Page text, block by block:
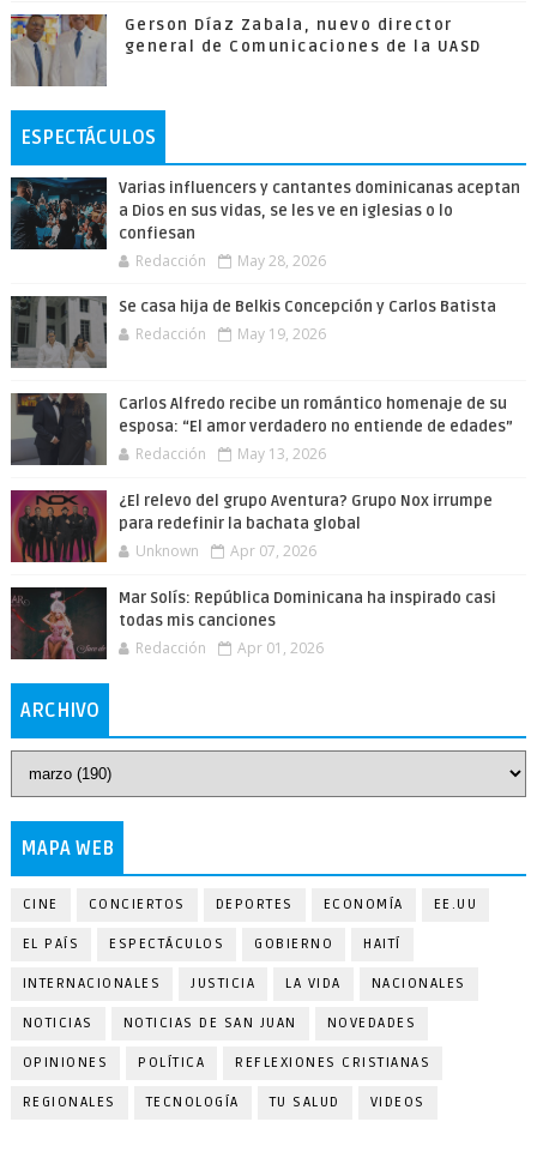
Gerson Díaz Zabala, nuevo director
general de Comunicaciones de la UASD
ESPECTÁCULOS
Varias influencers y cantantes dominicanas aceptan
a Dios en sus vidas, se les ve en iglesias o lo
confiesan
Redacción May 28, 2026
Se casa hija de Belkis Concepción y Carlos Batista
Redacción May 19, 2026
Carlos Alfredo recibe un romántico homenaje de su
esposa: “El amor verdadero no entiende de edades”
Redacción May 13, 2026
¿El relevo del grupo Aventura? Grupo Nox irrumpe
para redefinir la bachata global
Unknown Apr 07, 2026
Mar Solís: República Dominicana ha inspirado casi
todas mis canciones
Redacción Apr 01, 2026
ARCHIVO
MAPA WEB
CINE CONCIERTOS DEPORTES ECONOMÍA EE.UU
EL PAÍS ESPECTÁCULOS GOBIERNO HAITÍ
INTERNACIONALES JUSTICIA LA VIDA NACIONALES
NOTICIAS NOTICIAS DE SAN JUAN NOVEDADES
OPINIONES POLÍTICA REFLEXIONES CRISTIANAS
REGIONALES TECNOLOGÍA TU SALUD VIDEOS